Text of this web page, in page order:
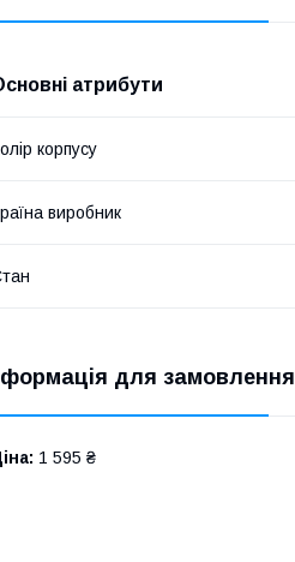
атрибути
корпусу
виробник
для замовлення
1 595 ₴